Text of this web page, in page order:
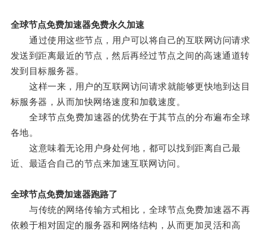
全球节点免费加速器免费永久加速
通过使用这些节点，用户可以将自己的互联网访问请求
发送到距离最近的节点，然后再经过节点之间的高速通道转
发到目标服务器。
这样一来，用户的互联网访问请求就能够更快地到达目
标服务器，从而加快网络速度和加载速度。
全球节点免费加速器的优势在于其节点的分布遍布全球
各地。
这意味着无论用户身处何地，都可以找到距离自己最
近、最适合自己的节点来加速互联网访问。
全球节点免费加速器跑路了
与传统的网络传输方式相比，全球节点免费加速器不再
依赖于相对固定的服务器和网络结构，从而更加灵活和高